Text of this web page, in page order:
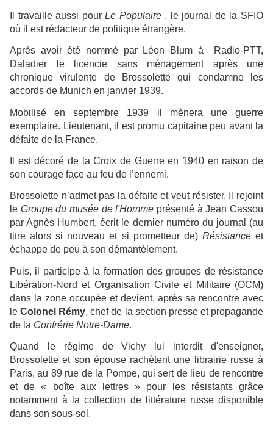
Il travaille aussi pourLe Populaire, le journal de la SFIO
où il est rédacteur de politique étrangère.
Après avoir été nommé par Léon Blum à Radio-PTT,
Daladier le licencie sans ménagement après une
chronique virulente de Brossolette qui condamne les
accords de Munich en janvier 1939.
Mobilisé en septembre 1939 il mènera une guerre
exemplaire. Lieutenant, il est promu capitaine peu avant la
défaite de la France.
Il est décoré de la Croix de Guerre en 1940 en raison de
son courage face au feu de l’ennemi.
Brossolette n’admet pas la défaite et veut résister. Il rejoint
le Groupe du musée de l'Homme présenté à Jean Cassou
par Agnès Humbert, écrit le dernier numéro du journal (au
titre alors si nouveau et si prometteur de) Résistanceet
échappe de peu à son démantèlement.
Puis, il participe à la formation des groupes de résistance
Libération-Nord et Organisation Civile et Militaire (OCM)
dans la zone occupée et devient, après sa rencontre avec
leColonel Rémy, chef de la section presse et propagande
de la Confrérie Notre-Dame.
Quand le régime de Vichy lui interdit d'enseigner,
Brossolette et son épouse rachètent une librairie russe à
Paris, au 89 rue de la Pompe, qui sert de lieu de rencontre
et de « boîte aux lettres » pour les résistants grâce
notamment à la collection de littérature russe disponible
dans son sous-sol.